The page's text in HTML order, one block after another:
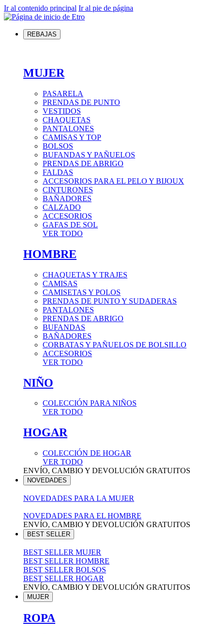
Ir al contenido principal Ir al pie de página
REBAJAS
MUJER
PASARELA
PRENDAS DE PUNTO
VESTIDOS
CHAQUETAS
PANTALONES
CAMISAS Y TOP
BOLSOS
BUFANDAS Y PAÑUELOS
PRENDAS DE ABRIGO
FALDAS
ACCESORIOS PARA EL PELO Y BIJOUX
CINTURONES
BAÑADORES
CALZADO
ACCESORIOS
GAFAS DE SOL
VER TODO
HOMBRE
CHAQUETAS Y TRAJES
CAMISAS
CAMISETAS Y POLOS
PRENDAS DE PUNTO Y SUDADERAS
PANTALONES
PRENDAS DE ABRIGO
BUFANDAS
BAÑADORES
CORBATAS Y PAÑUELOS DE BOLSILLO
ACCESORIOS
VER TODO
NIÑO
COLECCIÓN PARA NIÑOS
VER TODO
HOGAR
COLECCIÓN DE HOGAR
VER TODO
ENVÍO, CAMBIO Y DEVOLUCIÓN GRATUITOS
NOVEDADES
NOVEDADES PARA LA MUJER
NOVEDADES PARA EL HOMBRE
ENVÍO, CAMBIO Y DEVOLUCIÓN GRATUITOS
BEST SELLER
BEST SELLER MUJER
BEST SELLER HOMBRE
BEST SELLER BOLSOS
BEST SELLER HOGAR
ENVÍO, CAMBIO Y DEVOLUCIÓN GRATUITOS
MUJER
ROPA